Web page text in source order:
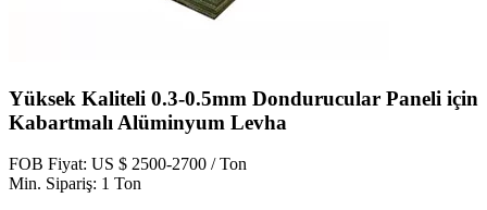
Yüksek Kaliteli 0.3-0.5mm Dondurucular Paneli için
Kabartmalı Alüminyum Levha
FOB Fiyat: US $ 2500-2700 / Ton
Min. Sipariş: 1 Ton